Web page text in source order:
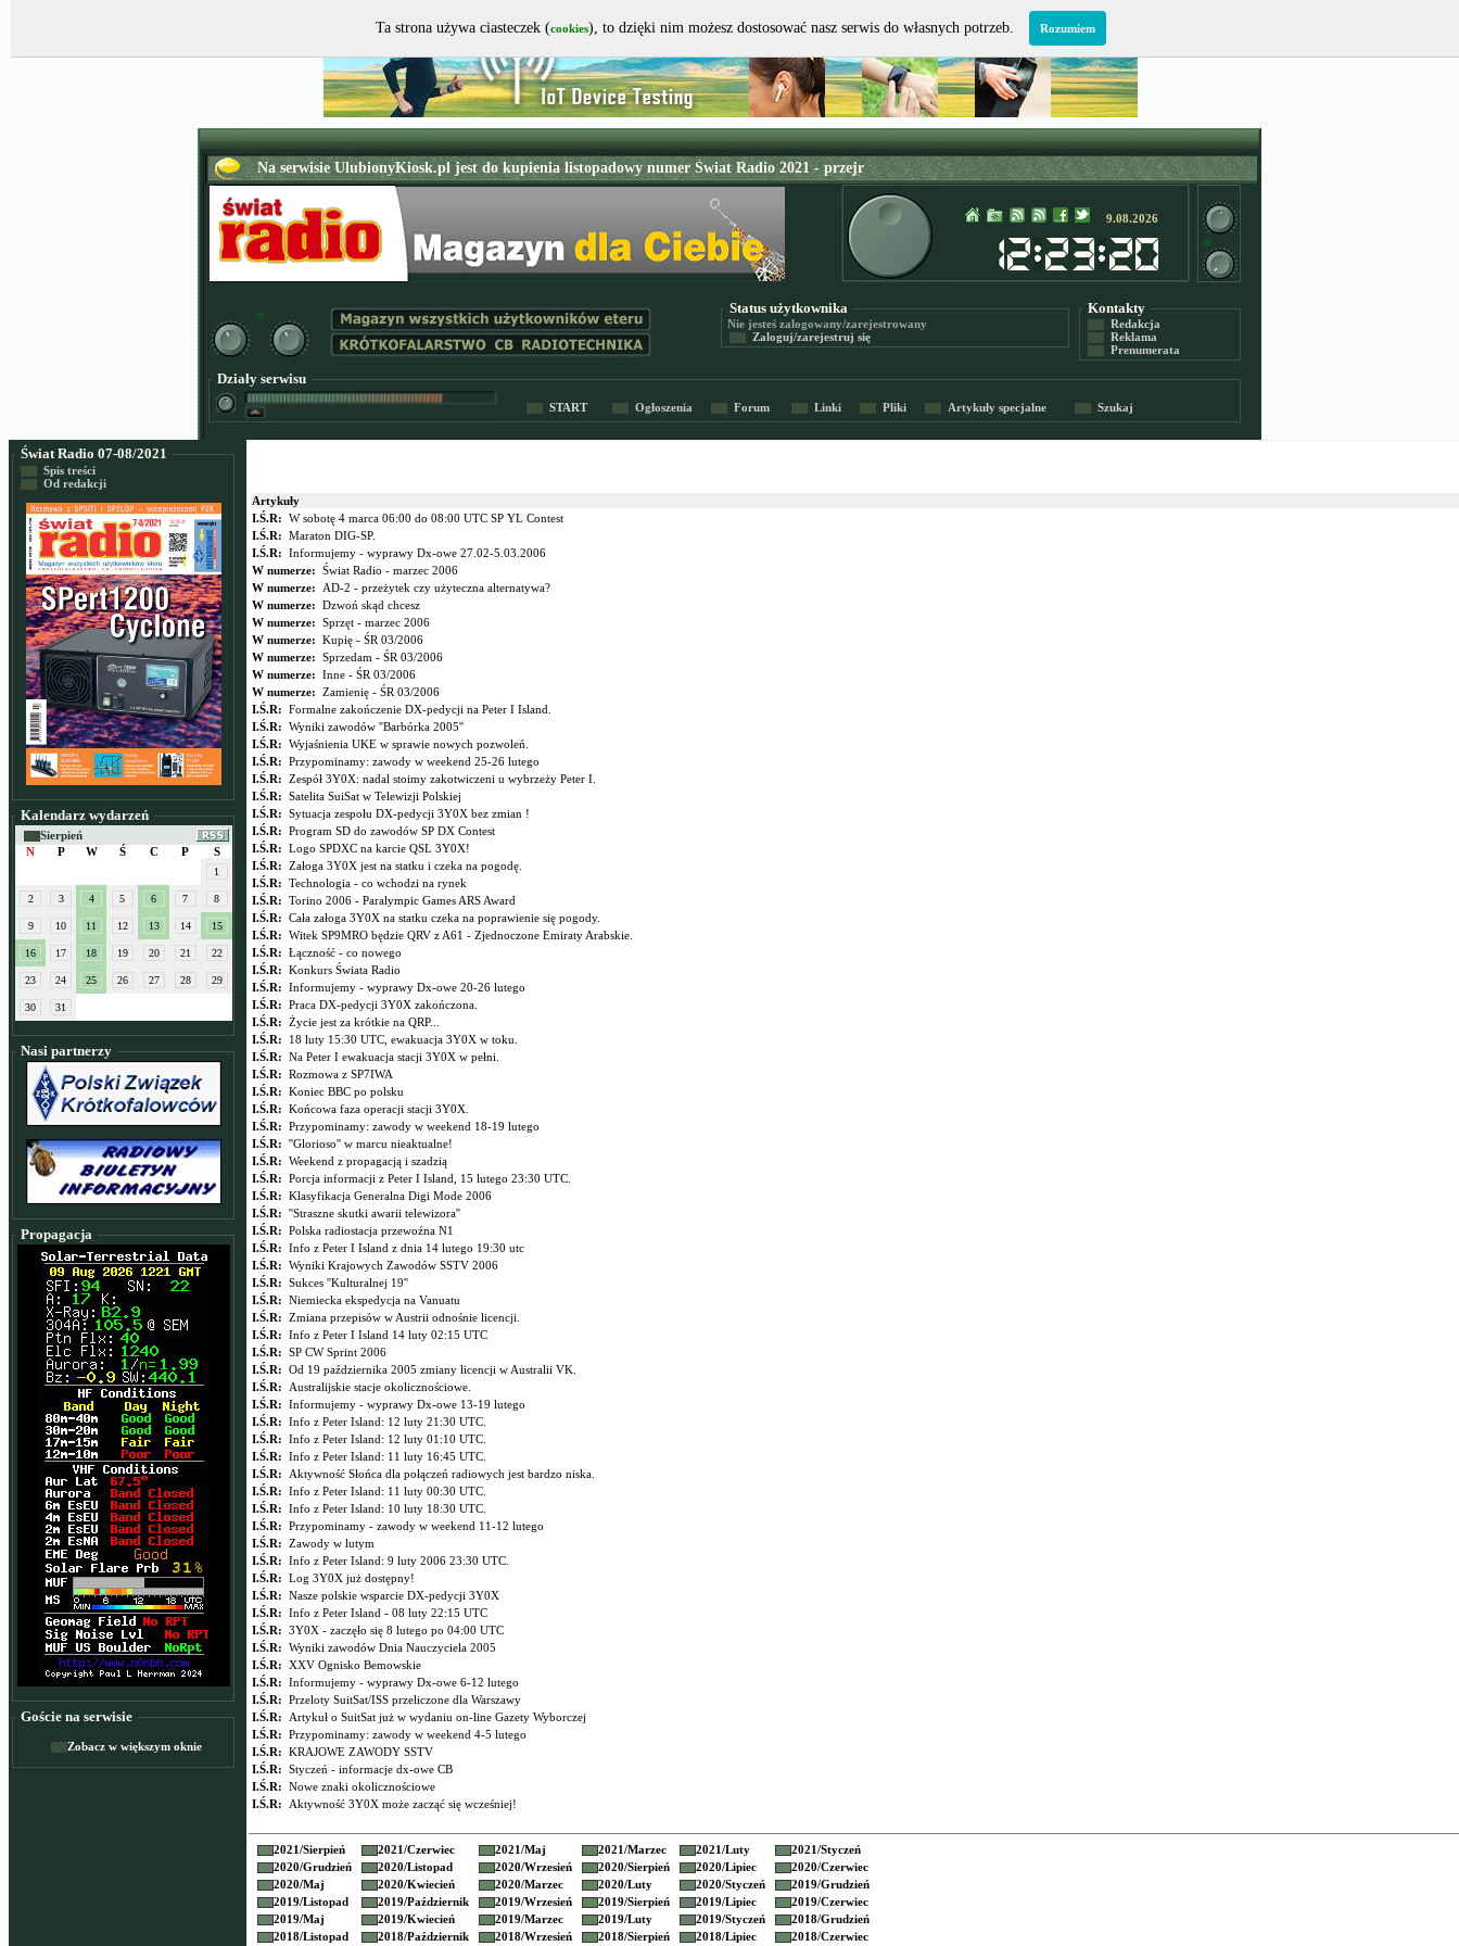
9.08.2026
Status użytkownika
Nie jesteś zalogowany/zarejestrowany
Zaloguj/zarejestruj się
Kontakty
Redakcja
Reklama
Prenumerata
Działy serwisu
START Ogłoszenia Forum Linki Pliki Artykuły specjalne Szukaj
Świat Radio 07-08/2021
Spis treści
Od redakcji
Kalendarz wydarzeń
Sierpień
N
P W Ś C P S
1
2 3 4 5 6 7 8
9 10 11 12 13 14 15
16 17 18 19 20 21 22
23 24 25 26 27 28 29
30 31
Nasi partnerzy
Propagacja
Goście na serwisie
Zobacz w większym oknie
Artykuły
I.Ś.R: W sobotę 4 marca 06:00 do 08:00 UTC SP YL Contest
I.Ś.R: Maraton DIG-SP.
I.Ś.R: Informujemy - wyprawy Dx-owe 27.02-5.03.2006
W numerze: Świat Radio - marzec 2006
W numerze:
AD-2 - przeżytek czy użyteczna alternatywa?
W numerze: Dzwoń skąd chcesz
W numerze: Sprzęt - marzec 2006
W numerze: Kupię - ŚR 03/2006
W numerze: Sprzedam - ŚR 03/2006
W numerze: Inne - ŚR 03/2006
W numerze: Zamienię - ŚR 03/2006
I.Ś.R: Formalne zakończenie DX-pedycji na Peter I Island.
I.Ś.R: Wyniki zawodów ''Barbórka 2005''
I.Ś.R: Wyjaśnienia UKE w sprawie nowych pozwoleń.
I.Ś.R: Przypominamy: zawody w weekend 25-26 lutego
I.Ś.R: Zespół 3Y0X: nadal stoimy zakotwiczeni u wybrzeży Peter I.
I.Ś.R: Satelita SuiSat w Telewizji Polskiej
I.Ś.R: Sytuacja zespołu DX-pedycji 3Y0X bez zmian !
I.Ś.R: Program SD do zawodów SP DX Contest
I.Ś.R: Logo SPDXC na karcie QSL 3Y0X!
I.Ś.R: Załoga 3Y0X jest na statku i czeka na pogodę.
I.Ś.R: Technologia - co wchodzi na rynek
I.Ś.R: Torino 2006 - Paralympic Games ARS Award
I.Ś.R: Cała załoga 3Y0X na statku czeka na poprawienie się pogody.
I.Ś.R: Witek SP9MRO będzie QRV z A61 - Zjednoczone Emiraty Arabskie.
I.Ś.R: Łączność - co nowego
I.Ś.R: Konkurs Świata Radio
I.Ś.R: Informujemy - wyprawy Dx-owe 20-26 lutego
I.Ś.R: Praca DX-pedycji 3Y0X zakończona.
I.Ś.R: Życie jest za krótkie na QRP...
I.Ś.R:
18 luty 15:30 UTC, ewakuacja 3Y0X w toku.
I.Ś.R: Na Peter I ewakuacja stacji 3Y0X w pełni.
I.Ś.R: Rozmowa z SP7IWA
I.Ś.R: Koniec BBC po polsku
I.Ś.R: Końcowa faza operacji stacji 3Y0X.
I.Ś.R: Przypominamy: zawody w weekend 18-19 lutego
I.Ś.R: ''Glorioso'' w marcu nieaktualne!
I.Ś.R: Weekend z propagacją i szadzią
I.Ś.R: Porcja informacji z Peter I Island, 15 lutego 23:30 UTC.
I.Ś.R: Klasyfikacja Generalna Digi Mode 2006
I.Ś.R: ''Straszne skutki awarii telewizora''
I.Ś.R: Polska radiostacja przewoźna N1
I.Ś.R: Info z Peter I Island z dnia 14 lutego 19:30 utc
I.Ś.R: Wyniki Krajowych Zawodów SSTV 2006
I.Ś.R: Sukces ''Kulturalnej 19''
I.Ś.R: Niemiecka ekspedycja na Vanuatu
I.Ś.R: Zmiana przepisów w Austrii odnośnie licencji.
I.Ś.R: Info z Peter I Island 14 luty 02:15 UTC
I.Ś.R: SP CW Sprint 2006
I.Ś.R: Od 19 października 2005 zmiany licencji w Australii VK.
I.Ś.R:
Australijskie stacje okolicznościowe.
I.Ś.R: Informujemy - wyprawy Dx-owe 13-19 lutego
I.Ś.R: Info z Peter Island: 12 luty 21:30 UTC.
I.Ś.R: Info z Peter Island: 12 luty 01:10 UTC.
I.Ś.R: Info z Peter Island: 11 luty 16:45 UTC.
I.Ś.R:
Aktywność Słońca dla połączeń radiowych jest bardzo niska.
I.Ś.R: Info z Peter Island: 11 luty 00:30 UTC.
I.Ś.R: Info z Peter Island: 10 luty 18:30 UTC.
I.Ś.R: Przypominamy - zawody w weekend 11-12 lutego
I.Ś.R: Zawody w lutym
I.Ś.R: Info z Peter Island: 9 luty 2006 23:30 UTC.
I.Ś.R: Log 3Y0X już dostępny!
I.Ś.R: Nasze polskie wsparcie DX-pedycji 3Y0X
I.Ś.R: Info z Peter Island - 08 luty 22:15 UTC
I.Ś.R: 3Y0X - zaczęło się 8 lutego po 04:00 UTC
I.Ś.R: Wyniki zawodów Dnia Nauczyciela 2005
I.Ś.R: XXV Ognisko Bemowskie
I.Ś.R: Informujemy - wyprawy Dx-owe 6-12 lutego
I.Ś.R: Przeloty SuitSat/ISS przeliczone dla Warszawy
I.Ś.R:
Artykuł o SuitSat już w wydaniu on-line Gazety Wyborczej
I.Ś.R: Przypominamy: zawody w weekend 4-5 lutego
I.Ś.R: KRAJOWE ZAWODY SSTV
I.Ś.R: Styczeń - informacje dx-owe CB
I.Ś.R: Nowe znaki okolicznościowe
I.Ś.R:
Aktywność 3Y0X może zacząć się wcześniej!
2021/Sierpień 2021/Czerwiec 2021/Maj 2021/Marzec 2021/Luty 2021/Styczeń
2020/Grudzień 2020/Listopad 2020/Wrzesień 2020/Sierpień 2020/Lipiec 2020/Czerwiec
2020/Maj 2020/Kwiecień 2020/Marzec 2020/Luty 2020/Styczeń 2019/Grudzień
2019/Listopad 2019/Październik 2019/Wrzesień 2019/Sierpień 2019/Lipiec 2019/Czerwiec
2019/Maj 2019/Kwiecień 2019/Marzec 2019/Luty 2019/Styczeń 2018/Grudzień
2018/Listopad 2018/Październik 2018/Wrzesień 2018/Sierpień 2018/Lipiec 2018/Czerwiec
Ta strona używa ciasteczek (cookies), to dzięki nim możesz dostosować nasz serwis do własnych potrzeb. Rozumiem